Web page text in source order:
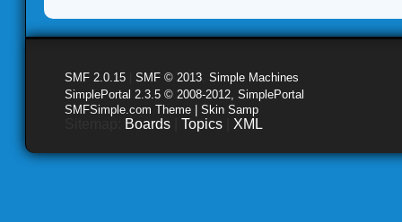
SMF 2.0.15 SMF © 2013 Simple Machines
SimplePortal 2.3.5 © 2008-2012, SimplePortal
SMFSimple.com Theme | Skin Samp
Boards Topics XML